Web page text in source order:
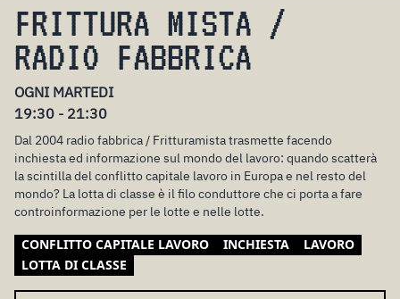
FRITTURA MISTA /
RADIO FABBRICA
OGNI MARTEDI
19:30 - 21:30
Dal 2004 radio fabbrica / Fritturamista trasmette facendo
inchiesta ed informazione sul mondo del lavoro: quando scatterà
la scintilla del conflitto capitale lavoro in Europa e nel resto del
mondo? La lotta di classe è il filo conduttore che ci porta a fare
controinformazione per le lotte e nelle lotte.
CONFLITTO CAPITALE LAVORO INCHIESTA
LAVORO
LOTTA DI CLASSE